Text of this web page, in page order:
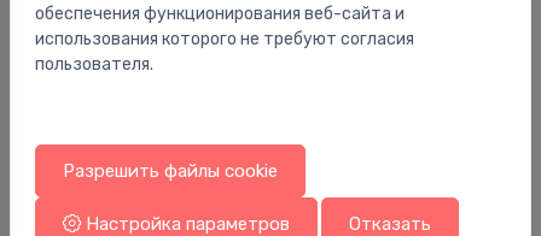
обеспечения функционирования веб-сайта и
использования которого не требуют согласия
пользователя.
Разрешить файлы cookie
Настройка параметров Отказать